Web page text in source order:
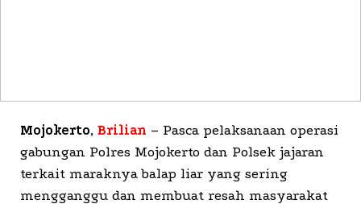
Mojokerto, Brilian – Pasca pelaksanaan operasi
gabungan Polres Mojokerto dan Polsek jajaran
terkait maraknya balap liar yang sering
mengganggu dan membuat resah masyarakat